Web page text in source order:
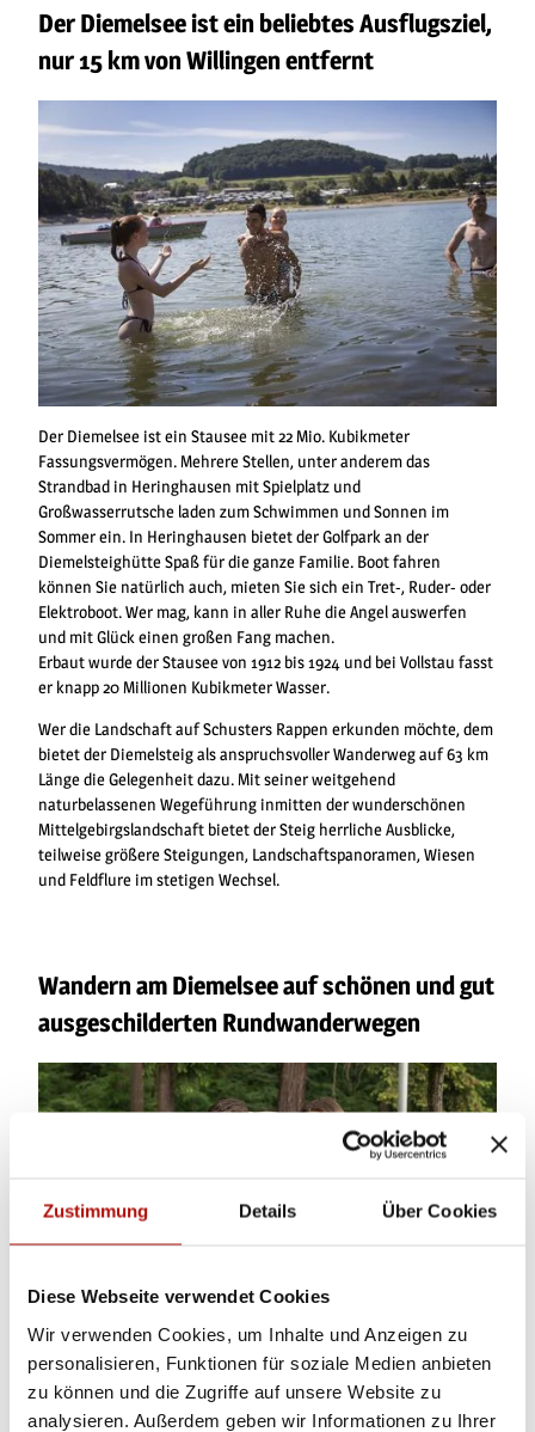
Zustimmung Details Über Cookies
Diese Webseite verwendet Cookies
Wir verwenden Cookies, um Inhalte und Anzeigen zu
personalisieren, Funktionen für soziale Medien anbieten
zu können und die Zugriffe auf unsere Website zu
analysieren. Außerdem geben wir Informationen zu Ihrer
Der Diemelsee ist ein beliebtes Ausflugsziel,
nur 15 km von Willingen entfernt
Der Diemelsee ist ein Stausee mit 22 Mio. Kubikmeter
Fassungsvermögen. Mehrere Stellen, unter anderem das
Strandbad in Heringhausen mit Spielplatz und
Großwasserrutsche laden zum Schwimmen und Sonnen im
Sommer ein. In Heringhausen bietet der Golfpark an der
Diemelsteighütte Spaß für die ganze Familie. Boot fahren
können Sie natürlich auch, mieten Sie sich ein Tret-, Ruder- oder
Elektroboot. Wer mag, kann in aller Ruhe die Angel auswerfen
und mit Glück einen großen Fang machen.
Erbaut wurde der Stausee von 1912 bis 1924 und bei Vollstau fasst
er knapp 20 Millionen Kubikmeter Wasser.
Wer die Landschaft auf Schusters Rappen erkunden möchte, dem
bietet der Diemelsteig als anspruchsvoller Wanderweg auf 63 km
Länge die Gelegenheit dazu. Mit seiner weitgehend
naturbelassenen Wegeführung inmitten der wunderschönen
Mittelgebirgslandschaft bietet der Steig herrliche Ausblicke,
teilweise größere Steigungen, Landschaftspanoramen, Wiesen
und Feldflure im stetigen Wechsel.
Wandern am Diemelsee auf schönen und gut
ausgeschilderten Rundwanderwegen
Beim Wandern am Diemelsee erkundet ihr das Sauerland von
seiner abwechslungsreichsten Seite und erlebt diese einzigartige